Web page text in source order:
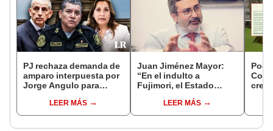
PJ rechaza demanda de
amparo interpuesta por
Jorge Angulo para
comandante general
PNP
LEER MÁS
Juan Jiménez Mayor:
“En el indulto a
Fujimori, el Estado
decisión absurda y
antijurídica”
LEER MÁS